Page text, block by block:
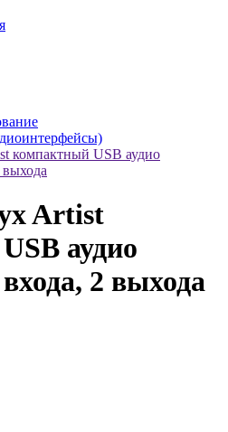
компактный USB аудио
Artist
аудио
2 выхода